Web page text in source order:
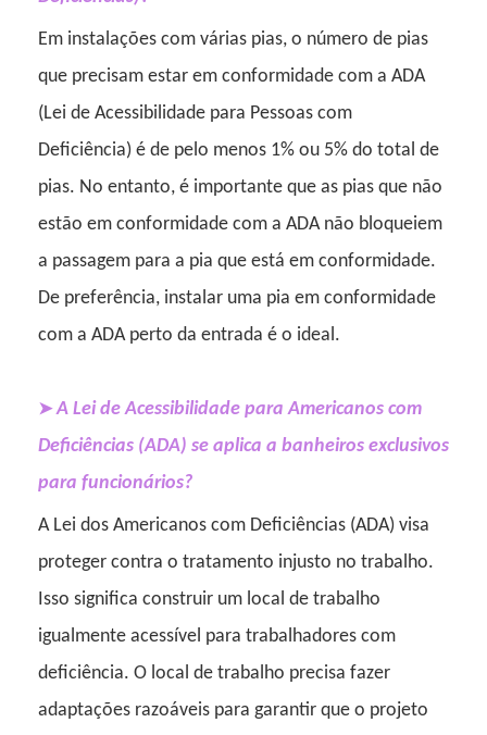
Em instalações com várias pias, o número de pias
que precisam estar em conformidade com a ADA
(Lei de Acessibilidade para Pessoas com
Deficiência) é de pelo menos 1% ou 5% do total de
pias. No entanto, é importante que as pias que não
estão em conformidade com a ADA não bloqueiem
a passagem para a pia que está em conformidade.
De preferência, instalar uma pia em conformidade
com a ADA perto da entrada é o ideal.
➤ A Lei de Acessibilidade para Americanos com
Deficiências (ADA) se aplica a banheiros exclusivos
para funcionários?
A Lei dos Americanos com Deficiências (ADA) visa
proteger contra o tratamento injusto no trabalho.
Isso significa construir um local de trabalho
igualmente acessível para trabalhadores com
deficiência. O local de trabalho precisa fazer
adaptações razoáveis ​​para garantir que o projeto